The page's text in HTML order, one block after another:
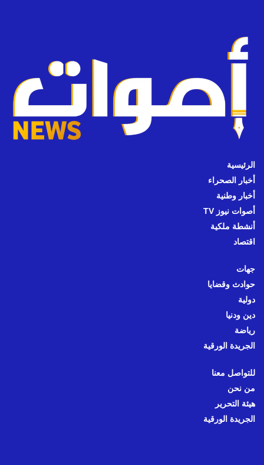
الرئيسية
أخبار الصحراء
أخبار وطنية
أصوات نيوز TV
أنشطة ملكية
اقتصاد
جهات
حوادث وقضايا
دولية
دين ودنيا
رياضة
الجريدة الورقية
للتواصل معنا
من نحن
هيئة التحرير
الجريدة الورقية